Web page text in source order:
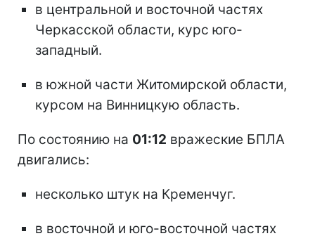
в центральной и восточной частях
Черкасской области, курс юго-
западный.
в южной части Житомирской области,
курсом на Винницкую область.
По состоянию на 01:12 вражеские БПЛА
двигались:
несколько штук на Кременчуг.
в восточной и юго-восточной частях